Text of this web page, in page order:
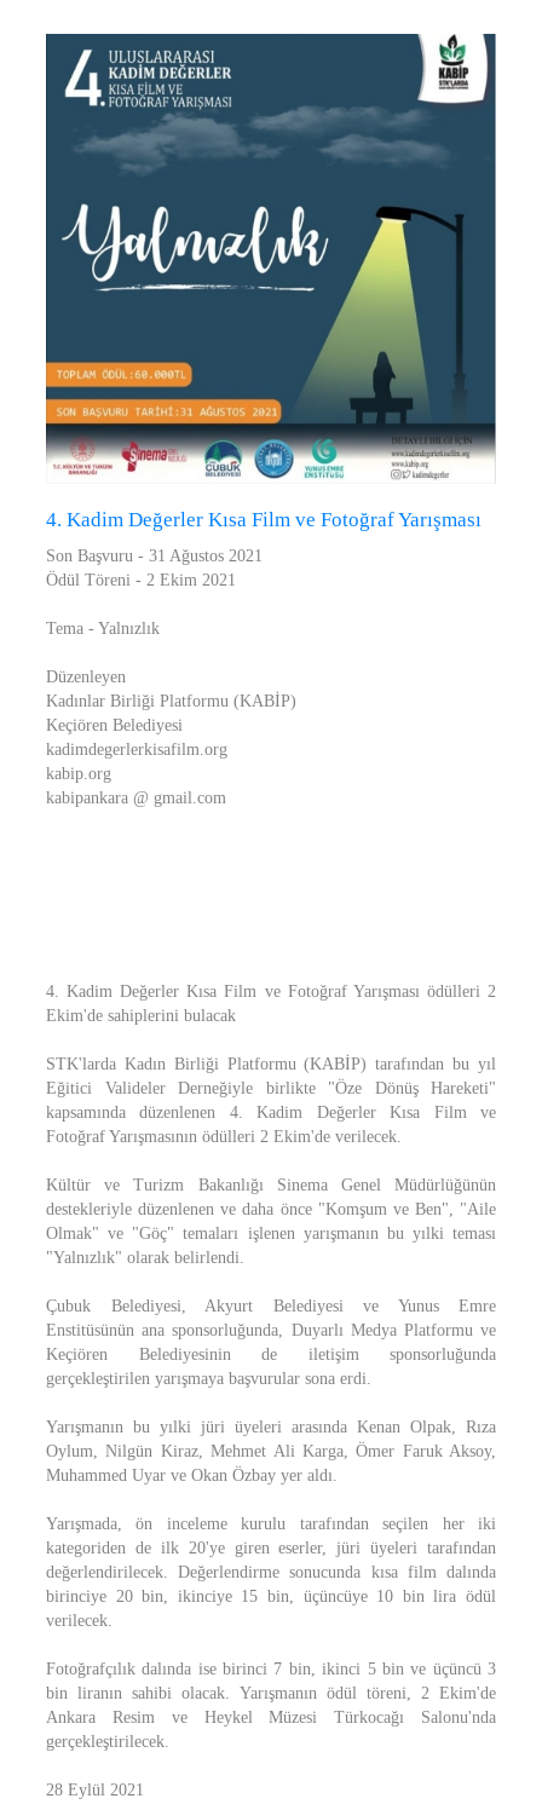
4. Kadim Değerler Kısa Film ve Fotoğraf Yarışması
Son Başvuru - 31 Ağustos 2021
Ödül Töreni - 2 Ekim 2021
Tema - Yalnızlık
Düzenleyen
Kadınlar Birliği Platformu (KABİP)
Keçiören Belediyesi
kadimdegerlerkisafilm.org
kabip.org
kabipankara @ gmail.com
4. Kadim Değerler Kısa Film ve Fotoğraf Yarışması ödülleri 2
Ekim'de sahiplerini bulacak
STK'larda Kadın Birliği Platformu (KABİP) tarafından bu yıl
Eğitici Valideler Derneğiyle birlikte "Öze Dönüş Hareketi"
kapsamında düzenlenen 4. Kadim Değerler Kısa Film ve
Fotoğraf Yarışmasının ödülleri 2 Ekim'de verilecek.
Kültür ve Turizm Bakanlığı Sinema Genel Müdürlüğünün
destekleriyle düzenlenen ve daha önce "Komşum ve Ben", "Aile
Olmak" ve "Göç" temaları işlenen yarışmanın bu yılki teması
"Yalnızlık" olarak belirlendi.
Çubuk Belediyesi, Akyurt Belediyesi ve Yunus Emre
Enstitüsünün ana sponsorluğunda, Duyarlı Medya Platformu ve
Keçiören Belediyesinin de iletişim sponsorluğunda
gerçekleştirilen yarışmaya başvurular sona erdi.
Yarışmanın bu yılki jüri üyeleri arasında Kenan Olpak, Rıza
Oylum, Nilgün Kiraz, Mehmet Ali Karga, Ömer Faruk Aksoy,
Muhammed Uyar ve Okan Özbay yer aldı.
Yarışmada, ön inceleme kurulu tarafından seçilen her iki
kategoriden de ilk 20'ye giren eserler, jüri üyeleri tarafından
değerlendirilecek. Değerlendirme sonucunda kısa film dalında
birinciye 20 bin, ikinciye 15 bin, üçüncüye 10 bin lira ödül
verilecek.
Fotoğrafçılık dalında ise birinci 7 bin, ikinci 5 bin ve üçüncü 3
bin liranın sahibi olacak. Yarışmanın ödül töreni, 2 Ekim'de
Ankara Resim ve Heykel Müzesi Türkocağı Salonu'nda
gerçekleştirilecek.
28 Eylül 2021